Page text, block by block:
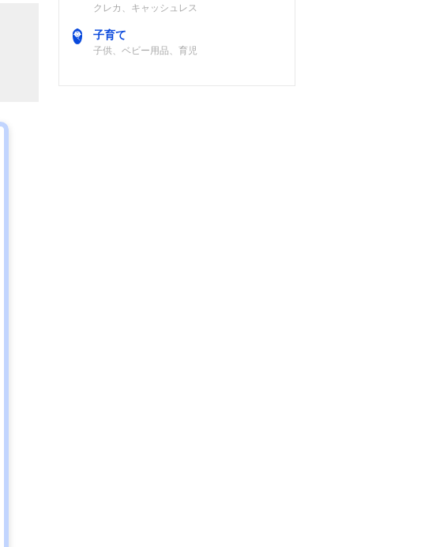
クレカ、キャッシュレス
子育て
子供、ベビー用品、育児